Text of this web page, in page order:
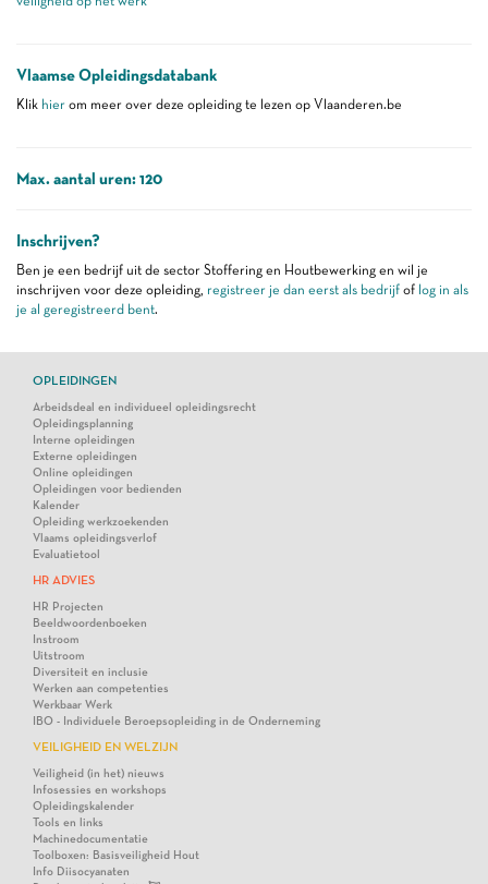
Vlaamse Opleidingsdatabank
Klik hier om meer over deze opleiding te lezen op Vlaanderen.be
Max. aantal uren: 120
Inschrijven?
Ben je een bedrijf uit de sector Stoffering en Houtbewerking en wil je
inschrijven voor deze opleiding, registreer je dan eerst als bedrijf of log in als
je al geregistreerd bent.
OPLEIDINGEN
Arbeidsdeal en individueel opleidingsrecht
Opleidingsplanning
Interne opleidingen
Externe opleidingen
Online opleidingen
Opleidingen voor bedienden
Kalender
Opleiding werkzoekenden
Vlaams opleidingsverlof
Evaluatietool
HR ADVIES
HR Projecten
Beeldwoordenboeken
Instroom
Uitstroom
Diversiteit en inclusie
Werken aan competenties
Werkbaar Werk
IBO - Individuele Beroepsopleiding in de Onderneming
VEILIGHEID EN WELZIJN
Veiligheid (in het) nieuws
Infosessies en workshops
Opleidingskalender
Tools en links
Machinedocumentatie
Toolboxen: Basisveiligheid Hout
Info Diisocyanaten